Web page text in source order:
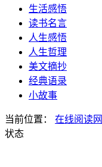
生活感悟
读书名言
人生感悟
人生哲理
美文摘抄
经典语录
小故事
当前位置： 在线阅读网
状态